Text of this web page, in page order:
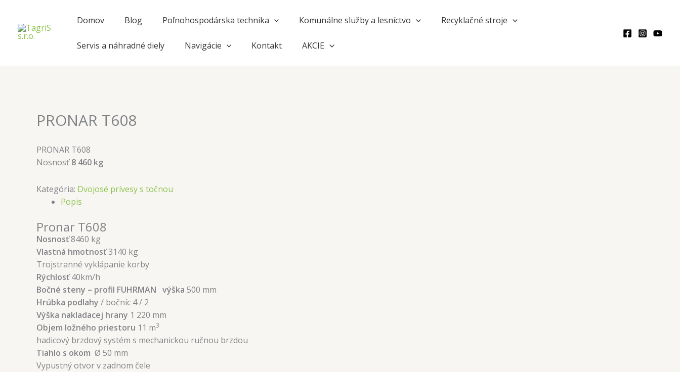
obsah
Domov Blog Poľnohospodárska technika Komunálne služby a lesníctvo Recyklačné stroje
Servis a náhradné diely Navigácie Kontakt AKCIE
PRONAR T608
PRONAR T608
Nosnosť8 460 kg
Kategória: Dvojosé prívesy s točnou
Popis
Pronar T608
Nosnosť8460 kg
Vlastná hmotnosť3140 kg
Trojstranné vyklápanie korby
Rýchlosť40km/h
Bočné steny – profil FUHRMAN výška 500 mm
Hrúbka podlahy / bočníc 4 / 2
Výška nakladacej hrany 1 220 mm
Objem ložného priestoru 11 m3
hadicový brzdový systém s mechanickou ručnou brzdou
Tiahlo s okom Ø 50 mm
Vypustný otvor v zadnom čele